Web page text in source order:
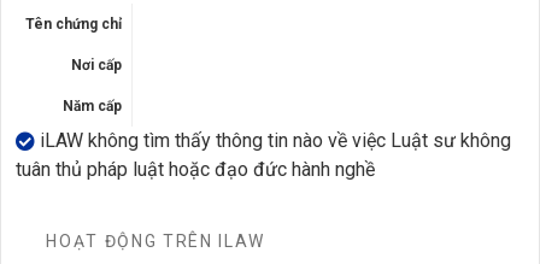
Tên chứng chỉ
Nơi cấp
Năm cấp
iLAW không tìm thấy thông tin nào về việc Luật sư không
tuân thủ pháp luật hoặc đạo đức hành nghề
HOẠT ĐỘNG TRÊN ILAW